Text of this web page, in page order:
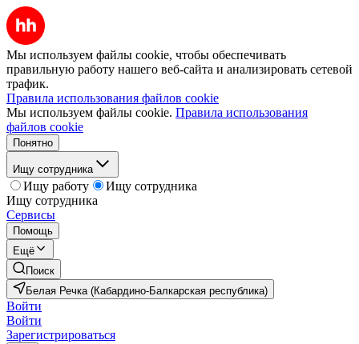
Мы используем файлы cookie, чтобы обеспечивать
правильную работу нашего веб-сайта и анализировать сетевой
трафик.
Правила использования файлов cookie
Мы используем файлы cookie. Правила использования
файлов cookie
Понятно
Ищу сотрудника
Ищу работу
Ищу сотрудника
Ищу сотрудника
Сервисы
Помощь
Ещё
Поиск
Белая Речка (Кабардино-Балкарская республика)
Войти
Войти
Зарегистрироваться